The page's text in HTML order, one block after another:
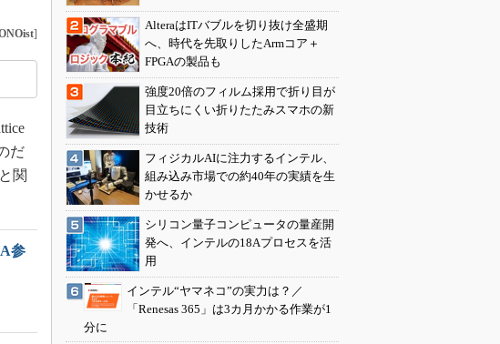
]
だ
関
参
AlteraはITバブルを切り抜け全盛期
へ、時代を先取りしたArmコア＋
FPGAの製品も
強度20倍のフィルム採用で折り目が
目立ちにくい折りたたみスマホの新
技術
フィジカルAIに注力するインテル、
組み込み市場での約40年の実績を生
かせるか
シリコン量子コンピュータの量産開
発へ、インテルの18Aプロセスを活
用
インテル“ヤマネコ”の実力は？／
「Renesas 365」は3カ月かかる作業が1
分に